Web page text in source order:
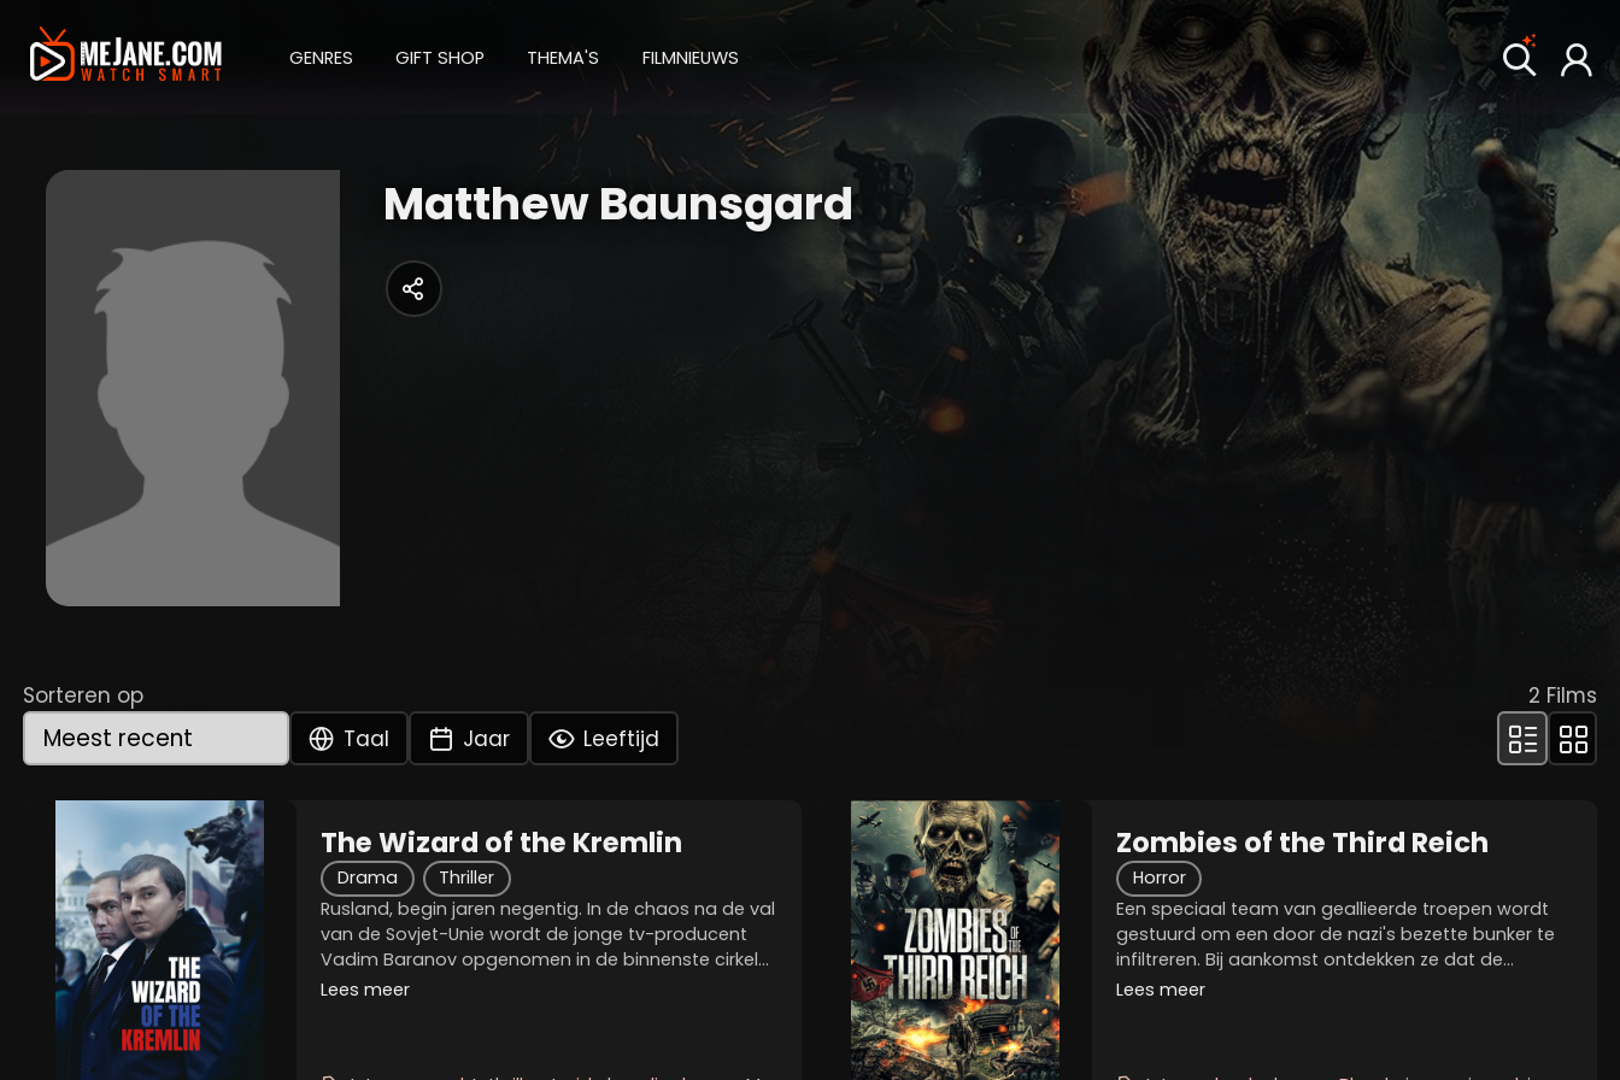
GENRES GIFT SHOP THEMA'S FILMNIEUWS
Matthew Baunsgard
Sorteren op
Taal
Jaar Leeftijd
2 Films
The Wizard of the Kremlin
Drama
Thriller
Rusland, begin jaren negentig. In de chaos na de val
van de Sovjet-Unie wordt de jonge tv-producent
Vadim Baranov opgenomen in de binnenste cirkel
van de macht. Als geslepen spindoctor construeert
Lees meer
Zombies of the Third Reich
Horror
Een speciaal team van geallieerde troepen wordt
gestuurd om een ​​door de nazi's bezette bunker te
infiltreren. Bij aankomst ontdekken ze dat de
wetenschappelijke experimenten die daar hebben
Lees meer